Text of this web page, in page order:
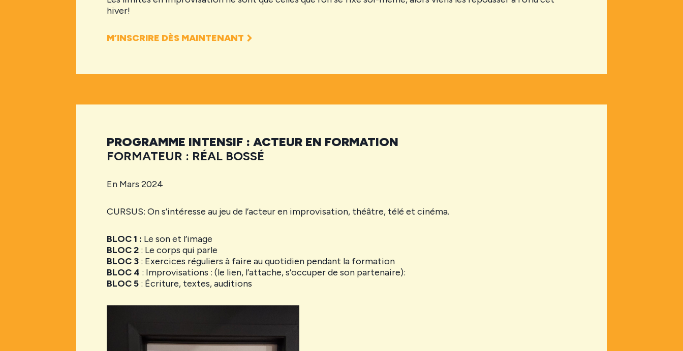
hiver!
M’INSCRIRE DÈS MAINTENANT
PROGRAMME INTENSIF : ACTEUR EN FORMATION
FORMATEUR : RÉAL BOSSÉ
En Mars 2024
CURSUS: On s’intéresse au jeu de l’acteur en improvisation, théâtre, télé et cinéma.
BLOC 1 : Le son et l’image
BLOC 2 : Le corps qui parle
BLOC 3 : Exercices réguliers à faire au quotidien pendant la formation
BLOC 4 : Improvisations : (le lien, l’attache, s’occuper de son partenaire):
BLOC 5 : Écriture, textes, auditions